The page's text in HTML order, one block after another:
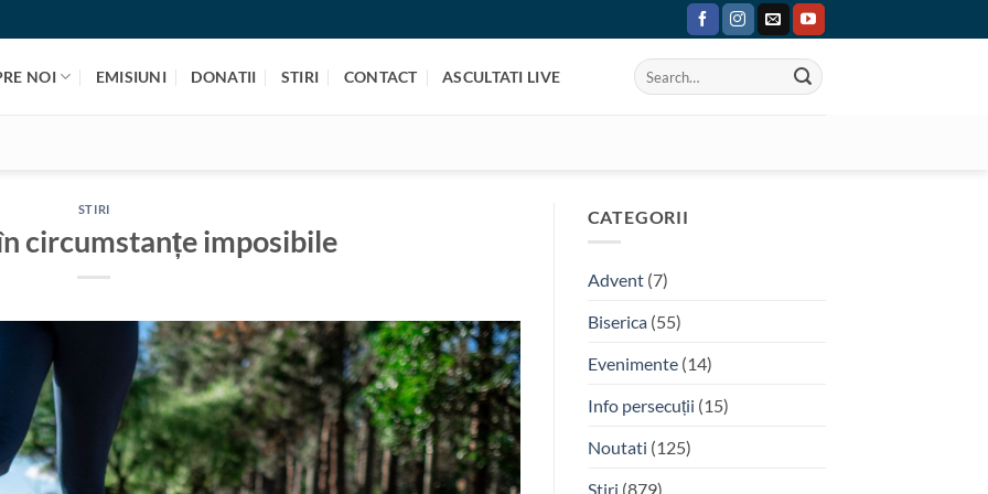
NOI EMISIUNI DONATII STIRI CONTACT ASCULTATI LIVE
STIRI
circumstanțe imposibile
CATEGORII
Advent(7)
Biserica(55)
Evenimente(14)
Info persecuții (15)
Noutati (125)
Stiri (879)